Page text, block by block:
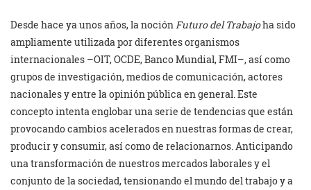
Desde hace ya unos años, la noción Futuro del Trabajoha sido
ampliamente utilizada por diferentes organismos
internacionales –OIT, OCDE, Banco Mundial, FMI–, así como
grupos de investigación, medios de comunicación, actores
nacionales y entre la opinión pública en general. Este
concepto intenta englobar una serie de tendencias que están
provocando cambios acelerados en nuestras formas de crear,
producir y consumir, así como de relacionarnos. Anticipando
una transformación de nuestros mercados laborales y el
conjunto de la sociedad, tensionando el mundo del trabajo y a